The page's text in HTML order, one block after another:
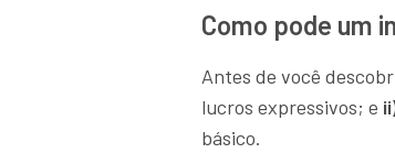
Como pode um
Antes de você
lucros expressivos; e
básico.